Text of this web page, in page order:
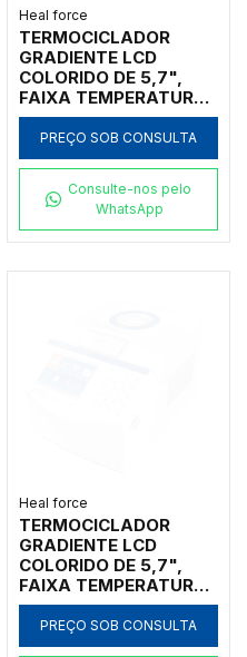
Heal force
TERMOCICLADOR
GRADIENTE LCD
COLORIDO DE 5,7",
FAIXA TEMPERATURA
0°-99.9°C RAMPA
AQUECIMENTO:
4,5°C/S E
COM 1 BLOCO 384
PREÇO SOB CONSULTA
Consulte-nos pelo
WhatsApp
Heal force
TERMOCICLADOR
GRADIENTE LCD
COLORIDO DE 5,7",
FAIXA TEMPERATURA
0°-99.9°C RAMPA
AQUECIMENTO:
4,5°C/S E
PREÇO SOB CONSULTA